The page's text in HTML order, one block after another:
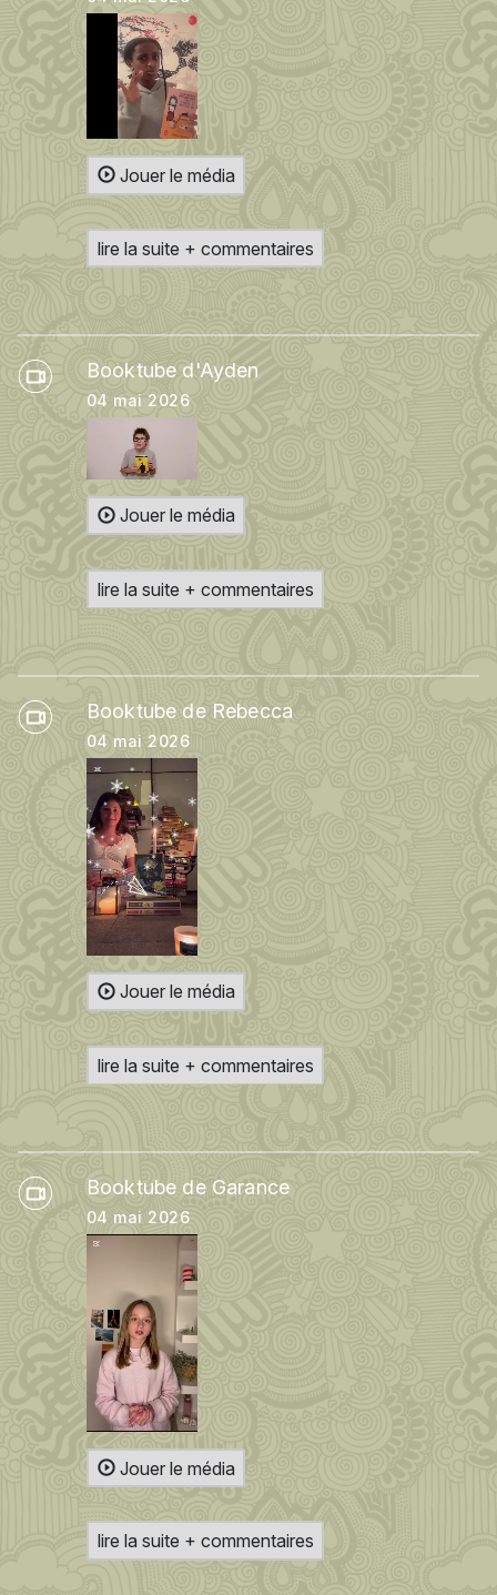
Jouer le média
lire la suite + commentaires
Booktube d'Ayden
04 mai 2026
Jouer le média
lire la suite + commentaires
Booktube de Rebecca
04 mai 2026
Jouer le média
lire la suite + commentaires
Booktube de Garance
04 mai 2026
Jouer le média
lire la suite + commentaires